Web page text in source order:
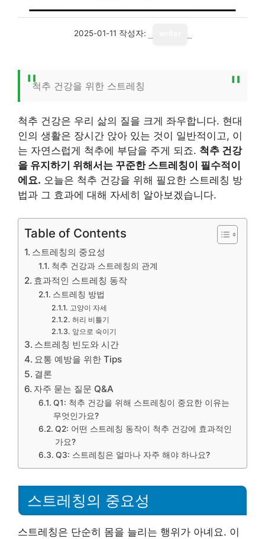
2025-01-11 작성자:
척추 건강을 위한 스트레칭
척추 건강은 우리 삶의 질을 크게 좌우합니다. 현대
인의 생활은 장시간 앉아 있는 것이 일반적이고, 이
는 자연스럽게 척추에 부담을 주게 되죠. 척추 건강
을 유지하기 위해서는 꾸준한 스트레칭이 필수적이
에요. 오늘은 척추 건강을 위해 필요한 스트레칭 방
법과 그 효과에 대해 자세히 알아보겠습니다.
Table of Contents
스트레칭의 중요성
척추 건강과 스트레칭의 관계
효과적인 스트레칭 동작
스트레칭 방법
고양이 자세
허리 비틀기
앞으로 숙이기
스트레칭 빈도와 시간
요통 예방을 위한 Tips
결론
자주 묻는 질문 Q&A
Q1: 척추 건강을 위해 스트레칭이 중요한 이유는
무엇인가요?
Q2: 어떤 스트레칭 동작이 척추 건강에 효과적인
가요?
Q3: 스트레칭은 얼마나 자주 해야 하나요?
스트레칭의 중요성
스트레칭은 단순히 몸을 늘리는 행위가 아녜요. 이